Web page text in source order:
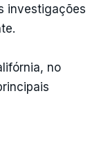
investigações
no